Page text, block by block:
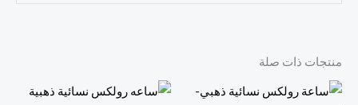
منتجات ذات صلة